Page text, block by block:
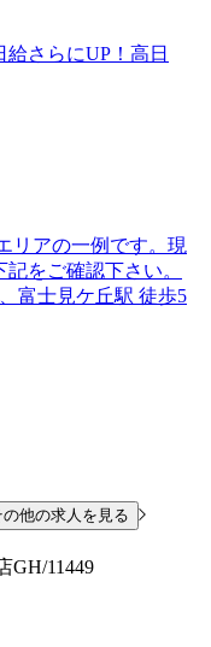
給さらにUP！高日
リアの一例です。現
をご確認下さい。
富士見ケ丘駅 徒歩5
他の求人を見る
GH/11449